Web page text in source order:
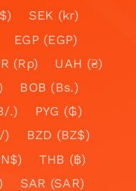
SEK (kr)
EGP (EGP)
(Rp)
UAH (₴)
BOB (Bs.)
.)
PYG (₲)
)
BZD (BZ$)
THB (฿)
SAR (SAR)